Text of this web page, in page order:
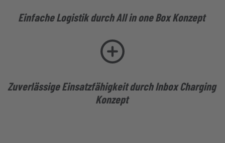
Einfache Logistik durch All in one Box Konzept
Zuverlässige Einsatzfähigkeit durch Inbox Charging
Konzept